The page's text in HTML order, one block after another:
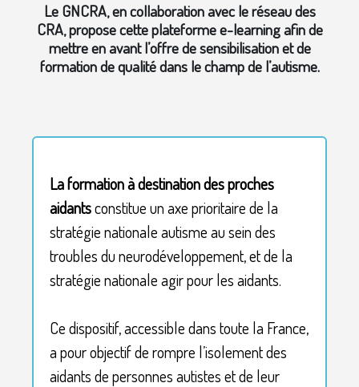
Le GNCRA, en collaboration avec le réseau des
CRA, propose cette plateforme e-learning afin de
mettre en avant l’offre de sensibilisation et de
formation de qualité dans le champ de l’autisme.
La formation à destination des proches
aidantsconstitue un axe prioritaire de la
stratégie nationale autisme au sein des
troubles du neurodéveloppement, et de la
stratégie nationale agir pour les aidants.
Ce dispositif, accessible dans toute la France,
a pour objectif de rompre l’isolement des
aidants de personnes autistes et de leur